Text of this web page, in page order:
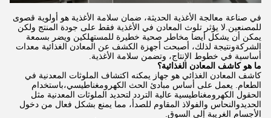
في صناعة معالجة الأغذية الحديثة، ضمان سلامة الأغذية هو أولوية قصوى
للمصنعين.لا يؤثر تلوث المعادن في الأغذية فقط على جودة المنتج ولكن
يمكن أن يشكل أيضا مخاطر صحية خطيرة للمستهلكين ويضر بسمعة
الشركةونتيجة لذلك، أصبحت أجهزة الكشف عن المعادن الغذائية معدات
أساسية في خطوط الإنتاج، وتضمن سلامة الأغذية.
ما هو كاشف المعادن الغذائية؟
كاشف المعادن الغذائي هو جهاز يمكنه اكتشاف الملوثات المعدنية في
الطعام. يعمل على أساس مبادئ الحث الكهرومغناطيسي،باستخدام
الحقول الكهرومغناطيسية عالية التردد لتحديد الملوثات المعدنية مثل
الحديدوالنحاس والفولاذ المقاوم للصدأ، مما يمنع بشكل فعال من دخول
الأجسام الغريبة إلى السوق.